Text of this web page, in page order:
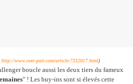
:http://www.over-pair.com/article-7332017.html)
boucle aussi les deux tiers du fameux
" ! Les buy-ins sont si élevés cette